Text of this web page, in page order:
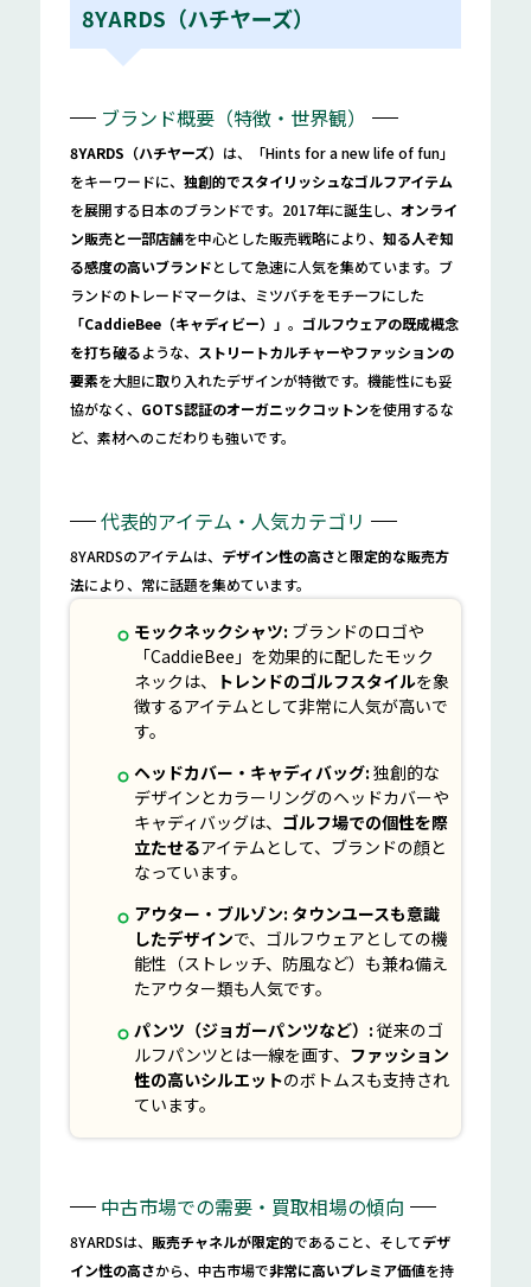
8YARDS（ハチヤーズ）
ブランド概要（特徴・世界観）
8YARDS（ハチヤーズ） は、「Hints for a new life of fun」
をキーワードに、 独創的でスタイリッシュなゴルフアイテム
を展開する日本のブランドです。2017年に誕生し、 オンライ
ン販売と一部店舗を中心とした販売戦略により、 知る人ぞ知
る感度の高いブランドとして急速に人気を集めています。ブ
ランドのトレードマークは、ミツバチをモチーフにした
「CaddieBee（キャディビー）」 。 ゴルフウェアの既成概念
を打ち破るような、
ストリートカルチャーやファッションの
要素を大胆に取り入れたデザインが特徴です。機能性にも妥
協がなく、 GOTS認証のオーガニックコットンを使用するな
ど、素材へのこだわりも強いです。
代表的アイテム・人気カテゴリ
8YARDSのアイテムは、 デザイン性の高さと限定的な販売方
法により、常に話題を集めています。
モックネックシャツ: ブランドのロゴや
「CaddieBee」を効果的に配したモック
ネックは、
トレンドのゴルフスタイルを象
徴するアイテムとして非常に人気が高いで
す。
ヘッドカバー・キャディバッグ: 独創的な
デザインとカラーリングのヘッドカバーや
キャディバッグは、 ゴルフ場での個性を際
立たせるアイテムとして、ブランドの顔と
なっています。
アウター・ブルゾン: タウンユースも意識
したデザインで、ゴルフウェアとしての機
能性（ストレッチ、防風など）も兼ね備え
たアウター類も人気です。
パンツ（ジョガーパンツなど）: 従来のゴ
ルフパンツとは一線を画す、 ファッション
性の高いシルエットのボトムスも支持され
ています。
中古市場での需要・買取相場の傾向
8YARDSは、 販売チャネルが限定的であること、そしてデザ
イン性の高さから、中古市場で非常に高いプレミア価値を持